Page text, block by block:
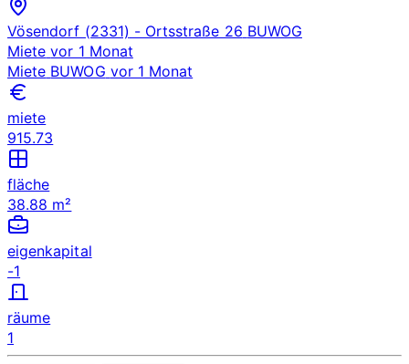
Vösendorf (2331) - Ortsstraße 26 BUWOG
Miete vor 1 Monat
Miete BUWOG vor 1 Monat
miete
915.73
fläche
38.88 m²
eigenkapital
-1
räume
1